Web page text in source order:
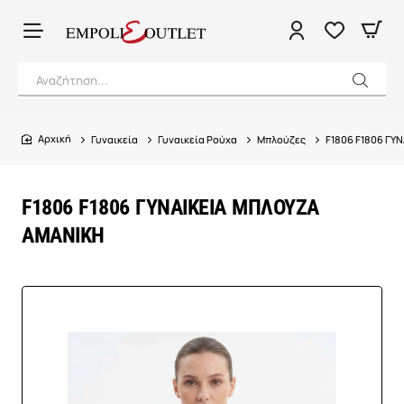
Αναζήτηση...
F1806 F1806 ΓΥΝΑΙΚΕΙΑ ΜΠΛΟΥΖΑ
ΑΜΑΝΙΚΗ
home
Γυναικεία Γυναικεία Ρούχα Μπλούζες F1806 F1806